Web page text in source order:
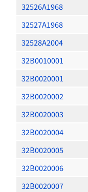
32526A1968
32527A1968
32528A2004
32B0010001
32B0020001
32B0020002
32B0020003
32B0020004
32B0020005
32B0020006
32B0020007